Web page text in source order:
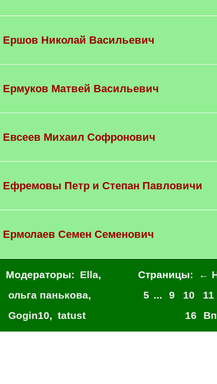
Ершов Николай Васильевич
Ермуков Матвей Васильевич
Евсеев Михаил Софронович
Ефремовы Петр и Степан Павловичи
Ермолаев Семен Семенович
Модераторы: Ella,
ольга панькова,
Gogin10, tatust
Страницы:
←
5 ... 9 10
11
16